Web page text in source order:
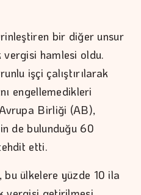
bir diğer unsur
hamlesi oldu.
işçi çalıştırılarak
engellemedikleri
Birliği (AB),
de bulunduğu 60
etti.
ülkelere yüzde 10 ila